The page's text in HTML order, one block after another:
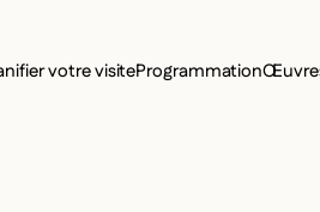
votre visiteProgrammation